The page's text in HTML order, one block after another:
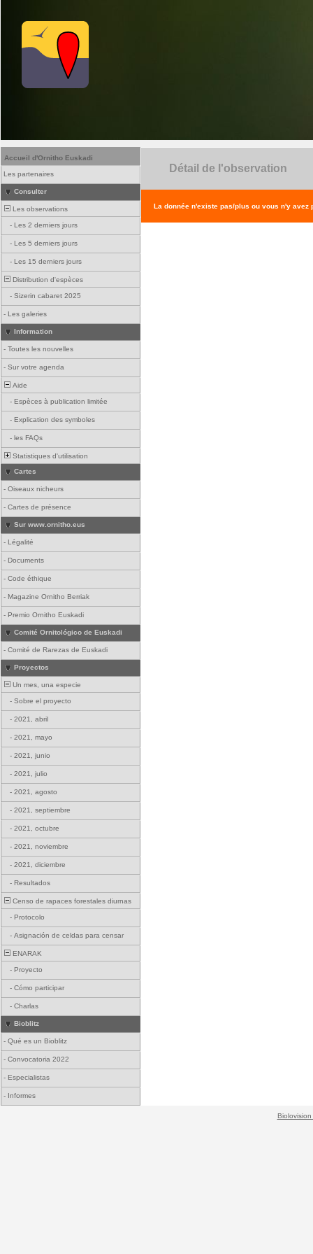
Accueil d'Ornitho Euskadi
Les partenaires
Consulter
Les observations
- Les 2 derniers jours
- Les 5 derniers jours
- Les 15 derniers jours
Distribution d'espèces
- Sizerin cabaret 2025
- Les galeries
Information
- Toutes les nouvelles
- Sur votre agenda
Aide
- Espèces à publication limitée
- Explication des symboles
- les FAQs
Statistiques d'utilisation
Cartes
- Oiseaux nicheurs
- Cartes de présence
Sur www.ornitho.eus
- Légalité
- Documents
- Code éthique
- Magazine Ornitho Berriak
- Premio Ornitho Euskadi
Comité Ornitológico de Euskadi
- Comité de Rarezas de Euskadi
Proyectos
Un mes, una especie
- Sobre el proyecto
- 2021, abril
- 2021, mayo
- 2021, junio
- 2021, julio
- 2021, agosto
- 2021, septiembre
- 2021, octubre
- 2021, noviembre
- 2021, diciembre
- Resultados
Censo de rapaces forestales diurnas
- Protocolo
- Asignación de celdas para censar
ENARAK
- Proyecto
- Cómo participar
- Charlas
Bioblitz
- Qué es un Bioblitz
- Convocatoria 2022
- Especialistas
- Informes
Détail de l'observation
La donnée n'existe pas/plus ou vous n'y avez
Biolovision